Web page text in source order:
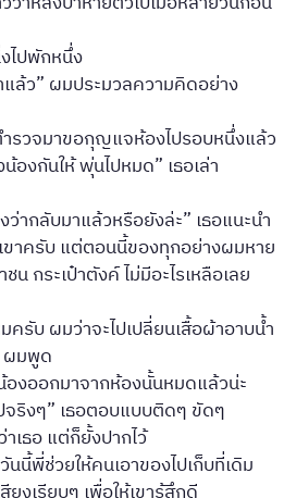
ไปพักหนึ่ง
ล้ว” ผมประมวลความคิดอย่าง
รวจมาขอกุญแจห้องไปรอบหนึ่งแล้ว
งกันให้ wุ่นไปหมด” เธอเล่า
ากลับมาแล้วหรือยังล่ะ” เธอแนะนำ
ขาครับ แต่ตอนนี้ของทุกอย่างผมหาย
กระเป๋าตังค์ ไม่มีอะไรเหลือเลย
รับ ผมว่าจะไปเปลี่ยนเสื้อผ้าอาบน้ำ
ผมพูด
งออกมาจากห้องนั้นหมดแล้วน่ะ
จริงๆ” เธอตอบแบบติดๆ ขัดๆ
เธอ แต่ก็ยั้งปากไว้
นี้พี่ช่วยให้คนเอาของไปเก็บที่เดิม